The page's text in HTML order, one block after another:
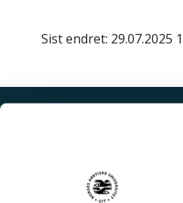
Sist endret: 29.07.2025
9006 Tromsø